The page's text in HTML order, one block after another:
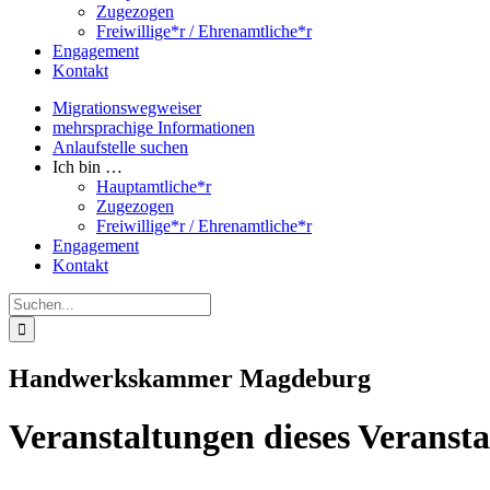
Zugezogen
Freiwillige*r / Ehrenamtliche*r
Engagement
Kontakt
Migrationswegweiser
mehrsprachige Informationen
Anlaufstelle suchen
Ich bin …
Hauptamtliche*r
Zugezogen
Freiwillige*r / Ehrenamtliche*r
Engagement
Kontakt
Suche
nach:
Handwerkskammer Magdeburg
Veranstaltungen dieses